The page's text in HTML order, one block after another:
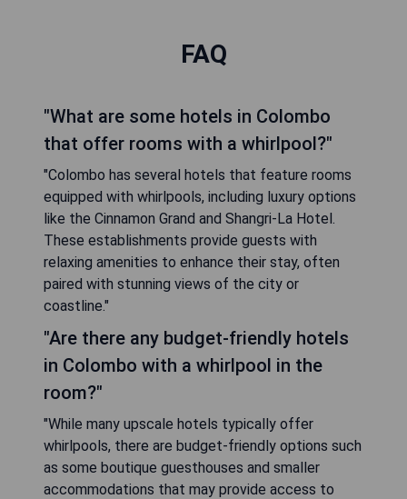
FAQ
"What are some hotels in Colombo
that offer rooms with a whirlpool?"
"Colombo has several hotels that feature rooms
equipped with whirlpools, including luxury options
like the Cinnamon Grand and Shangri-La Hotel.
These establishments provide guests with
relaxing amenities to enhance their stay, often
paired with stunning views of the city or
coastline."
"Are there any budget-friendly hotels
in Colombo with a whirlpool in the
room?"
"While many upscale hotels typically offer
whirlpools, there are budget-friendly options such
as some boutique guesthouses and smaller
accommodations that may provide access to